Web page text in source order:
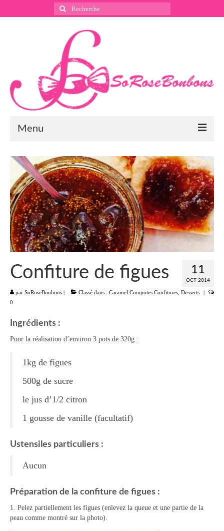
Rechercher
:
Menu
Suivez nous
Instagram
Pinterest
Facebook
Liste
Aumônières Feuilletés Samoussas
Salades Verrines
Tartinades Tartines
Divers entrées
Plats
Légumes
Pâtes Riz Polenta
Poissons
Tartes Pizzas Croq’
Desserts
11
OCT 2014
Confiture de figues
par SoRoseBonbons | Classé dans : Caramel Compotes Confitures Desserts
|
0
Ingrédients :
Pour la réalisation d’environ 3 pots de 320g :
1kg de figues
500g de sucre
le jus d’1/2 citron
1 gousse de vanille (facultatif)
Ustensiles particuliers :
Aucun
Préparation de la confiture de figues :
1. Pelez partiellement les figues (enlevez la queue et une partie de la
peau comme montré sur la photo).